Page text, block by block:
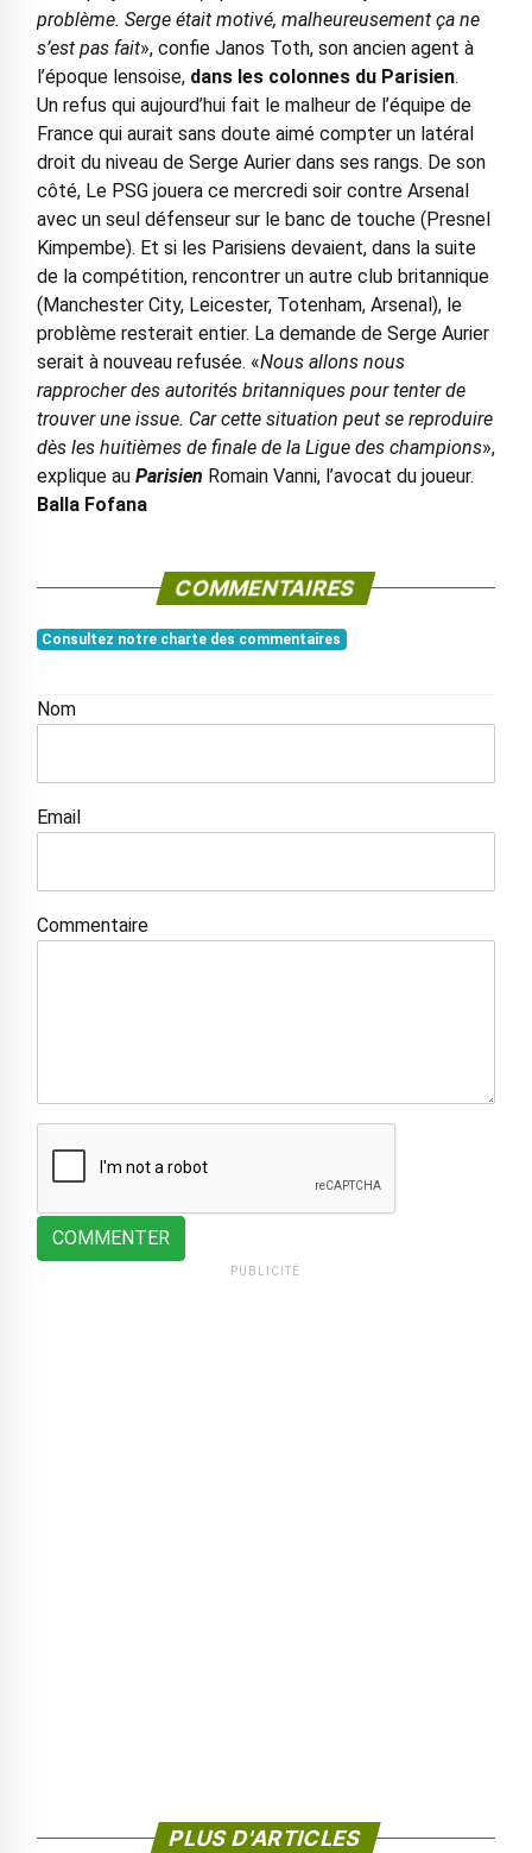
problème. Serge était motivé, malheureusement ça ne
s’est pas fait», confie Janos Toth, son ancien agent à
l’époque lensoise, dans les colonnes du Parisien.
Un refus qui aujourd’hui fait le malheur de l’équipe de
France qui aurait sans doute aimé compter un latéral
droit du niveau de Serge Aurier dans ses rangs. De son
côté, Le PSG jouera ce mercredi soir contre Arsenal
avec un seul défenseur sur le banc de touche (Presnel
Kimpembe). Et si les Parisiens devaient, dans la suite
de la compétition, rencontrer un autre club britannique
(Manchester City, Leicester, Totenham, Arsenal), le
problème resterait entier. La demande de Serge Aurier
serait à nouveau refusée. «Nous allons nous
rapprocher des autorités britanniques pour tenter de
trouver une issue. Car cette situation peut se reproduire
dès les huitièmes de finale de la Ligue des champions»,
explique au Parisien Romain Vanni, l’avocat du joueur.
Balla Fofana
COMMENTAIRES
Consultez notre charte des commentaires
Nom
Email
Commentaire
COMMENTER
PUBLICITÉ
PLUS D'ARTICLES